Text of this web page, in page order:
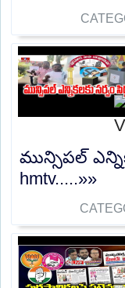
మున్సిపల్
hmtv.....»»